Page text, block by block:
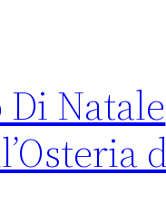
Natale